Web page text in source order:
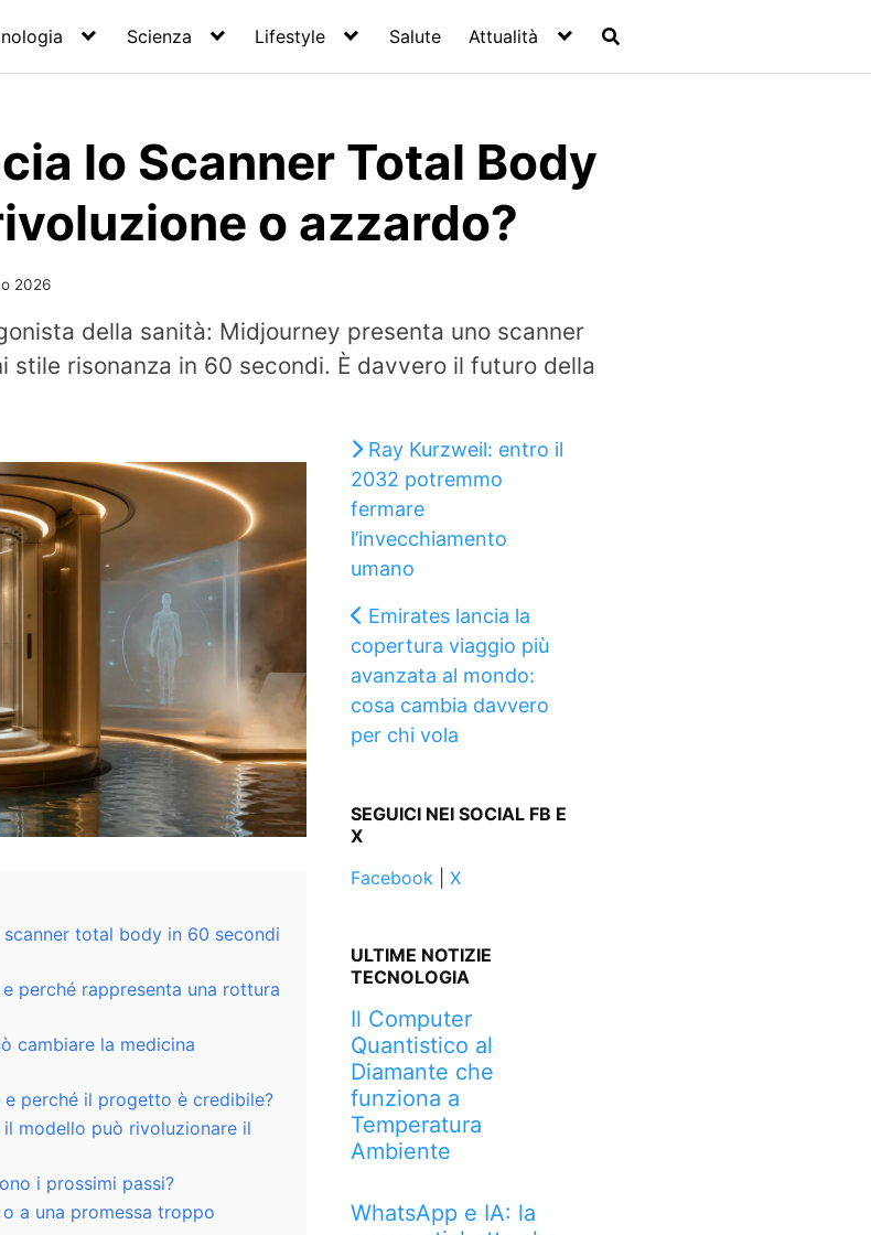
Scienza Lifestyle Salute Attualità
lo Scanner Total Body
o azzardo?
2026
della sanità: Midjourney presenta uno scanner
risonanza in 60 secondi. È davvero il futuro della
total body in 60 secondi
perché rappresenta una rottura
cambiare la medicina
perché il progetto è credibile?
modello può rivoluzionare il
i prossimi passi?
a una promessa troppo
Ray Kurzweil: entro il
2032 potremmo
fermare
l’invecchiamento
umano
Emirates lancia la
copertura viaggio più
avanzata al mondo:
cosa cambia davvero
per chi vola
SEGUICI NEI SOCIAL FB E
X
Facebook| X
ULTIME NOTIZIE
TECNOLOGIA
Il Computer
Quantistico al
Diamante che
funziona a
Temperatura
Ambiente
WhatsApp e IA: la